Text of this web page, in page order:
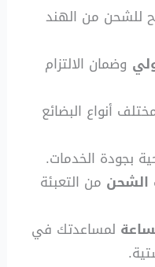
للشحن من الهند
وضمان الالتزام
أنواع البضائع
بجودة الخدمات.
الشحن من التعبئة
لمساعدتك في